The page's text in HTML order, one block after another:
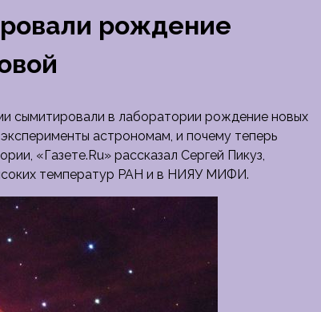
рождение
сымитировали в лаборатории рождение новых
астрономам, и почему теперь
«Газете.Ru» рассказал Сергей Пикуз,
температур РАН и в НИЯУ МИФИ.